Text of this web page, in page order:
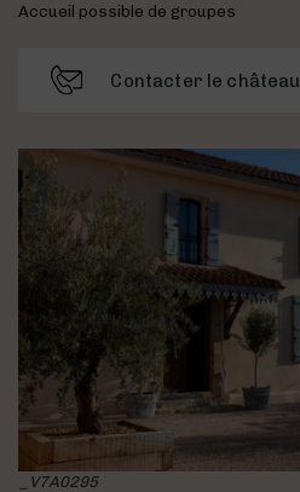
Accueil possible de groupes
Contacter le château
_V7A0295